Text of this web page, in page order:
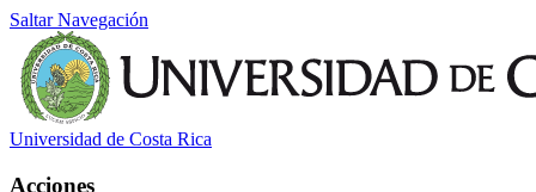
Saltar Navegación
Universidad de Costa Rica
Acciones